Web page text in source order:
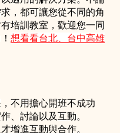
，都可讓您從不同的角
培訓教室，歡迎您一同
想看看台北、台中高雄
不用擔心開班不成功
、討論以及互動。
增進互動與合作。